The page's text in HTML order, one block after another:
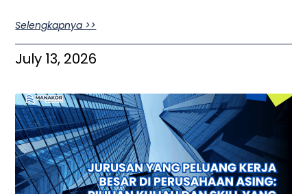
Selengkapnya >>
July 13, 2026